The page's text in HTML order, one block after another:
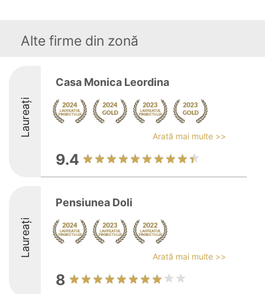
Alte firme din zonă
Laureați
Casa Monica Leordina
Arată mai multe >>
9.4
Laureați
Pensiunea Doli
Arată mai multe >>
8